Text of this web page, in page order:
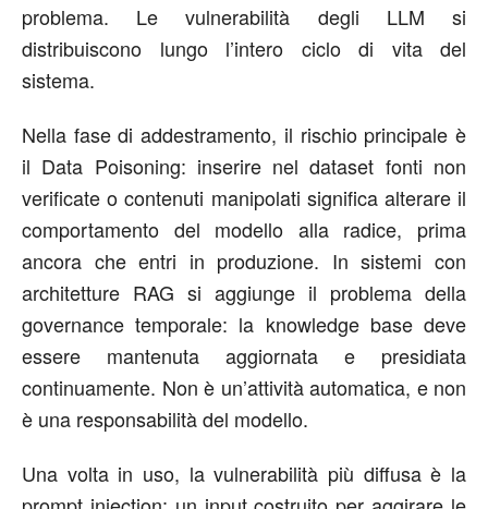
problema. Le vulnerabilità degli LLM si
distribuiscono lungo l’intero ciclo di vita del
sistema.
Nella fase di addestramento, il rischio principale è
il Data Poisoning: inserire nel dataset fonti non
verificate o contenuti manipolati significa alterare il
comportamento del modello alla radice, prima
ancora che entri in produzione. In sistemi con
architetture RAG si aggiunge il problema della
governance temporale: la knowledge base deve
essere mantenuta aggiornata e presidiata
continuamente. Non è un’attività automatica, e non
è una responsabilità del modello.
Una volta in uso, la vulnerabilità più diffusa è la